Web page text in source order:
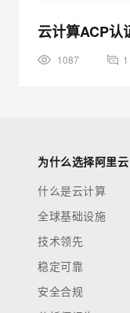
云计算ACP认
1087 1
为什么选择阿里云
什么是云计算
全球基础设施
技术领先
稳定可靠
安全合规